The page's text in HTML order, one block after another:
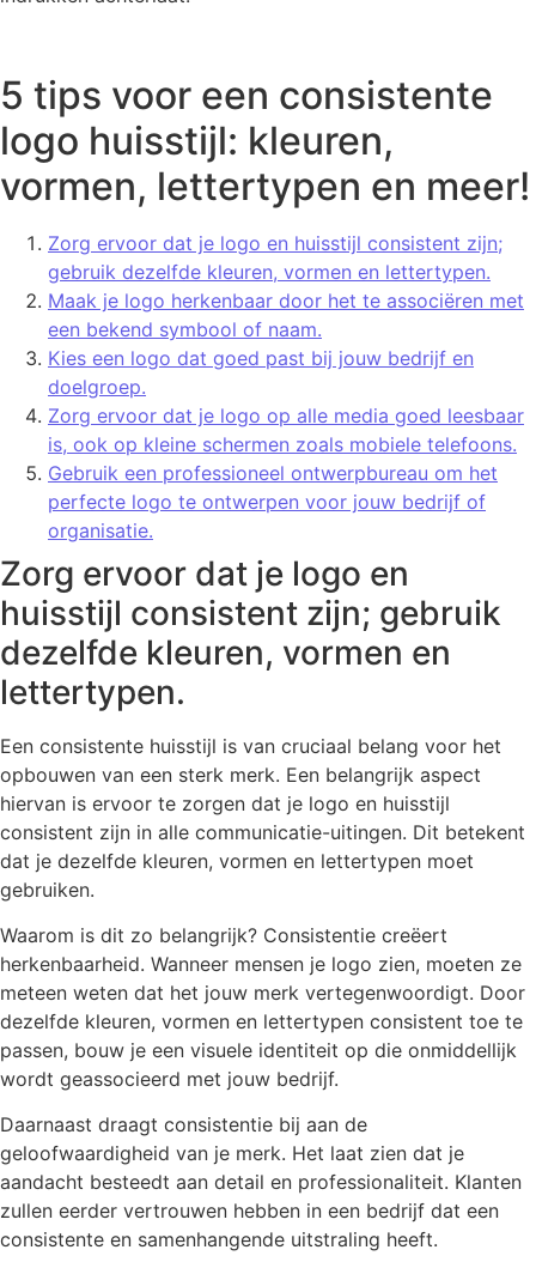
5 tips voor een consistente
logo huisstijl: kleuren,
vormen, lettertypen en meer!
Zorg ervoor dat je logo en huisstijl consistent zijn;
gebruik dezelfde kleuren, vormen en lettertypen.
Maak je logo herkenbaar door het te associëren met
een bekend symbool of naam.
Kies een logo dat goed past bij jouw bedrijf en
doelgroep.
Zorg ervoor dat je logo op alle media goed leesbaar
is, ook op kleine schermen zoals mobiele telefoons.
Gebruik een professioneel ontwerpbureau om het
perfecte logo te ontwerpen voor jouw bedrijf of
organisatie.
Zorg ervoor dat je logo en
huisstijl consistent zijn; gebruik
dezelfde kleuren, vormen en
lettertypen.
Een consistente huisstijl is van cruciaal belang voor het
opbouwen van een sterk merk. Een belangrijk aspect
hiervan is ervoor te zorgen dat je logo en huisstijl
consistent zijn in alle communicatie-uitingen. Dit betekent
dat je dezelfde kleuren, vormen en lettertypen moet
gebruiken.
Waarom is dit zo belangrijk? Consistentie creëert
herkenbaarheid. Wanneer mensen je logo zien, moeten ze
meteen weten dat het jouw merk vertegenwoordigt. Door
dezelfde kleuren, vormen en lettertypen consistent toe te
passen, bouw je een visuele identiteit op die onmiddellijk
wordt geassocieerd met jouw bedrijf.
Daarnaast draagt consistentie bij aan de
geloofwaardigheid van je merk. Het laat zien dat je
aandacht besteedt aan detail en professionaliteit. Klanten
zullen eerder vertrouwen hebben in een bedrijf dat een
consistente en samenhangende uitstraling heeft.